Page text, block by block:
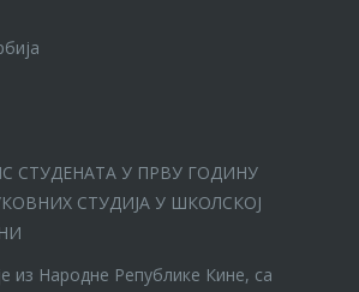
СТУДЕНАТА У ПРВУ ГОДИНУ
СТУДИЈА У ШКОЛСКОЈ
из Народне Републике Кине, са